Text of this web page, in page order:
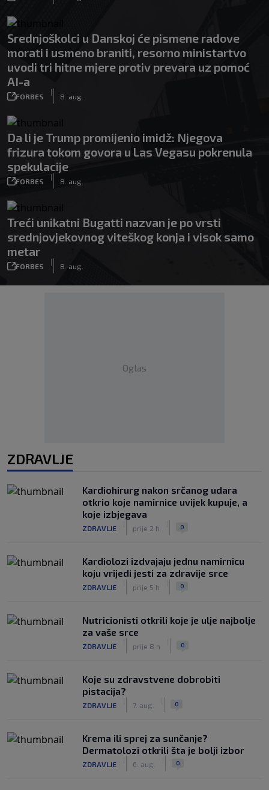
Srednjoškolci u Danskoj će pismene radove
morati i usmeno braniti, resorno ministartvo
uvodi tri hitne mjere protiv prevara uz pomoć
AI-a
FORBES
|
8. aug.
Da li je Trump promijenio imidž: Njegova
frizura tokom govora u Las Vegasu pokrenula
spekulacije
FORBES
|
8. aug.
Treći unikatni Bugatti nazvan je po vrsti
srednjovjekovnog viteškog konja i visok samo
metar
FORBES
|
8. aug.
Oglas
ZDRAVLJE
Kardiohirurg nakon srčanog udara
otkrio koje namirnice uvijek kupuje, a
koje izbjegava
ZDRAVLJE prije 2 h 0
Kardiolozi izdvajaju jednu namirnicu
koju vrijedi jesti za zdravije srce
ZDRAVLJE prije 5 h 0
Nutricionisti otkrili koje je ulje najbolje
za vaše srce
ZDRAVLJE prije 8 h 0
Koje su zdravstvene dobrobiti
pistacija?
ZDRAVLJE 7. aug. 0
Krema ili sprej za sunčanje?
Dermatolozi otkrili šta je bolji izbor
ZDRAVLJE 6. aug. 0